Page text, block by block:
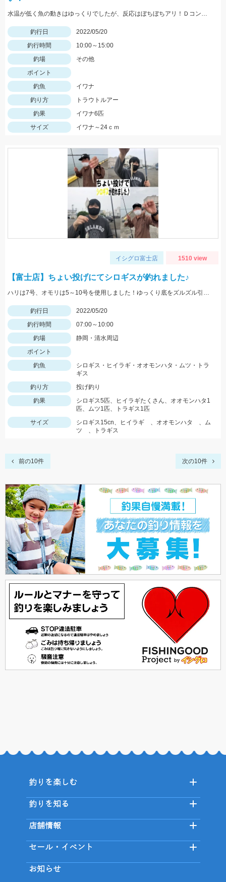
水温が低く魚の動きはゆっくりでしたが、反応はぼちぼちアリ！Ｄコンタクト50、Ｄコンセプト48ＭＤにネイティブイワナが好反応♪
釣行日
2022/05/20
釣行時間
10:00～15:00
釣場
その他
ポイント
釣魚
イワナ
釣り方
トラウトルアー
釣果
イワナ6匹
サイズ
イワナ～24ｃｍ
イシグロ富士店 1510 view
【富士店】ちょい投げにてシロギスが釣れました♪
ハリは7号、オモリは5～10号を使用しました！ゆっくり底をズルズル引くとアタリが多かったですよ！
釣行日
2022/05/20
釣行時間
07:00～10:00
釣場
静岡・清水周辺
ポイント
釣魚
シロギス・ヒイラギ・オオモンハタ・ムツ・トラ
ギス
釣り方
投げ釣り
釣果
シロギス5匹、ヒイラギたくさん、オオモンハタ1
匹、ムツ1匹、トラギス1匹
サイズ
シロギス15cn、ヒイラギ 、オオモンハタ 、ム
ツ 、トラギス
前の10件 次の10件
釣りを楽しむ
釣りを知る
店舗情報
セール・イベント
お知らせ